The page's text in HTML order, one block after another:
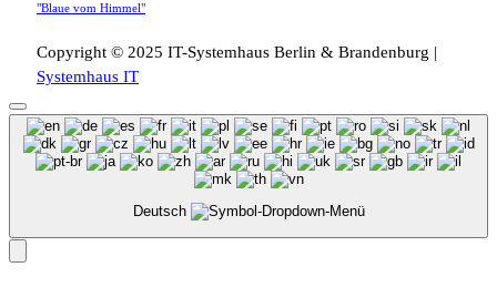
"Blaue vom Himmel"
Copyright © 2025 IT-Systemhaus Berlin & Brandenburg |
Systemhaus IT
Deutsch